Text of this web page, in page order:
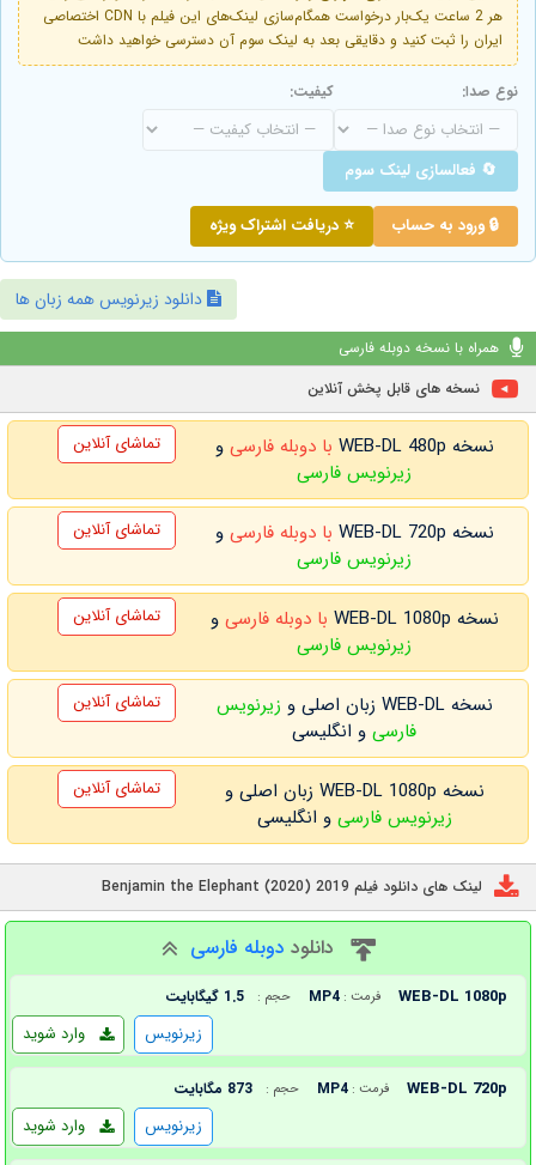
هر 2 ساعت یک‌بار درخواست همگام‌سازی لینک‌های این فیلم با CDN اختصاصی
ایران را ثبت کنید و دقایقی بعد به لینک سوم آن دسترسی خواهید داشت
نوع صدا: کیفیت:
🔄 فعالسازی لینک سوم
🔒 ورود به حساب ⭐ دریافت اشتراک ویژه
دانلود زیرنویس همه زبان ها
همراه با نسخه دوبله فارسی
نسخه های قابل پخش آنلاین
نسخه WEB-DL 480p با دوبله فارسی و
زیرنویس فارسی
تماشای آنلاین
نسخه WEB-DL 720p با دوبله فارسی و
زیرنویس فارسی
تماشای آنلاین
نسخه WEB-DL 1080p با دوبله فارسی و
زیرنویس فارسی
تماشای آنلاین
نسخه WEB-DL زبان اصلی و
زیرنویس
فارسیو انگلیسی
تماشای آنلاین
نسخه WEB-DL 1080p زبان اصلی و
زیرنویس فارسی و انگلیسی
تماشای آنلاین
لینک های دانلود فیلم Benjamin the Elephant (2020) 2019
دانلود دوبله فارسی
WEB-DL 1080p فرمت : MP4 حجم : 1.5 گیگابایت
وارد شوید زیرنویس
WEB-DL 720p فرمت : MP4 حجم : 873 مگابایت
وارد شوید زیرنویس